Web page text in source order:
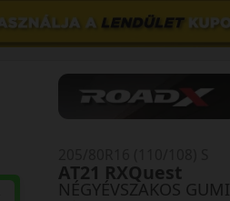
NÉGYÉVSZAKOS GUMI
AT21 RXQuest